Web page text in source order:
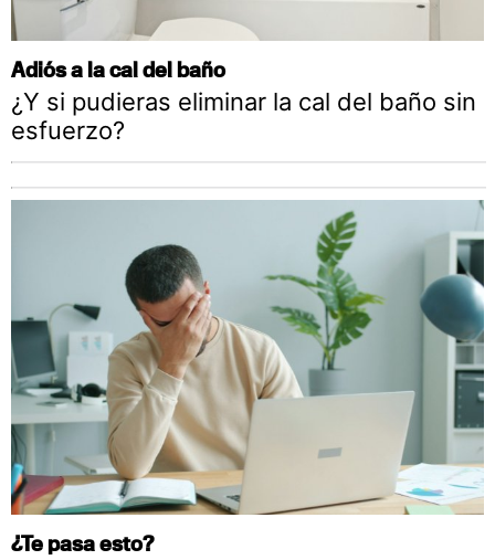
Adiós a la cal del baño
¿Y si pudieras eliminar la cal del baño sin
esfuerzo?
¿Te pasa esto?